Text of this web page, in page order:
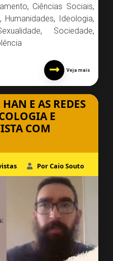
, Ciências Sociais,
, Humanidades, Ideologia,
, Sociedade,
Veja mais
E AS REDES
E
COM
Por Caio Souto